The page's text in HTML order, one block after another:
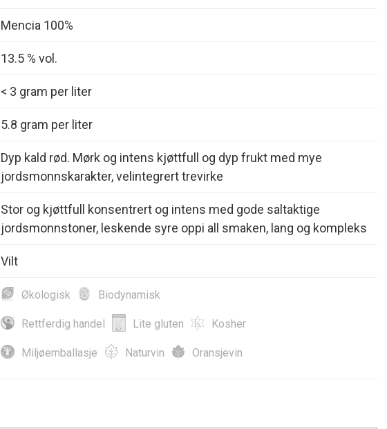
Mencia 100%
13.5 % vol.
< 3 gram per liter
5.8 gram per liter
Dyp kald rød. Mørk og intens kjøttfull og dyp frukt med mye
jordsmonnskarakter, velintegrert trevirke
Stor og kjøttfull konsentrert og intens med gode saltaktige
jordsmonnstoner, leskende syre oppi all smaken, lang og kompleks
Vilt
Økologisk Biodynamisk
Rettferdig handel Lite gluten Kosher
Miljøemballasje Naturvin Oransjevin